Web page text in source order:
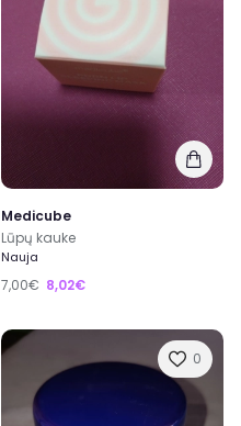
Medicube
Lūpų kauke
Nauja
7,00€ 8,02€
0